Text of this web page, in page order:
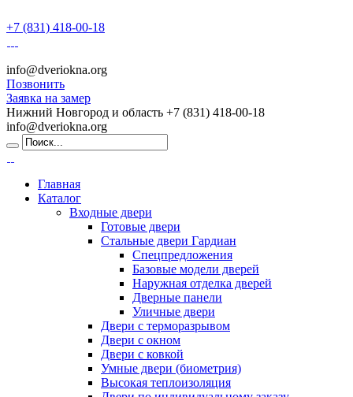
+7 (831) 418-00-18
info@dveriokna.org
Позвонить
Заявка на замер
Нижний Новгород и область +7 (831) 418-00-18
info@dveriokna.org
Главная
Каталог
Входные двери
Готовые двери
Стальные двери Гардиан
Спецпредложения
Базовые модели дверей
Наружная отделка дверей
Дверные панели
Уличные двери
Двери с терморазрывом
Двери с окном
Двери с ковкой
Умные двери (биометрия)
Высокая теплоизоляция